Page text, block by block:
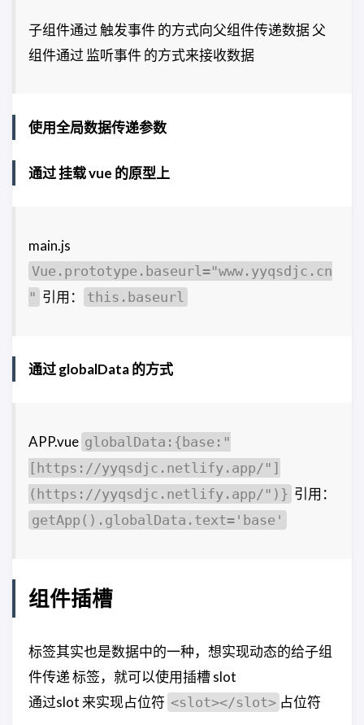
子组件通过 触发事件 的方式向父组件传递数据 父
组件通过 监听事件 的方式来接收数据
使用全局数据传递参数
通过 挂载 vue 的原型上
main.js
Vue.prototype.baseurl="www.yyqsdjc.cn
" 引用： this.baseurl
通过 globalData 的方式
APP.vue globalData:{base:"
[https://yyqsdjc.netlify.app/"]
(https://yyqsdjc.netlify.app/")} 引用：
getApp().globalData.text='base'
组件插槽
标签其实也是数据中的一种，想实现动态的给子组
件传递 标签，就可以使用插槽 slot
通过slot 来实现占位符 <slot></slot> 占位符